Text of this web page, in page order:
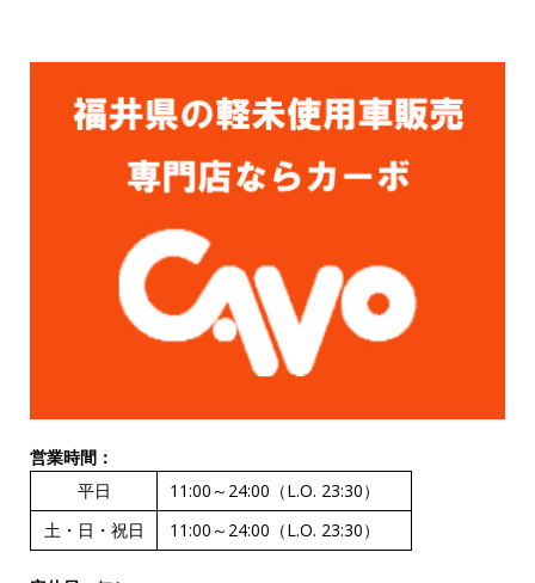
営業時間：
平日
11:00～24:00（L.O. 23:30）
土・日・祝日
11:00～24:00（L.O. 23:30）